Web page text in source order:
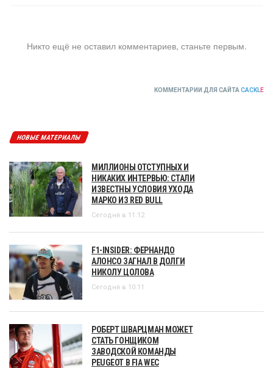
Никто ещё не оставил комментариев, станьте первым.
КОММЕНТАРИИ ДЛЯ САЙТА CACKLE
НОВЫЕ МАТЕРИАЛЫ
МИЛЛИОНЫ ОТСТУПНЫХ И
НИКАКИХ ИНТЕРВЬЮ: СТАЛИ
ИЗВЕСТНЫ УСЛОВИЯ УХОДА
МАРКО ИЗ RED BULL
Сегодня в 11:12
F1-INSIDER: ФЕРНАНДО
АЛОНСО ЗАГНАЛ В ДОЛГИ
НИКОЛУ ЦОЛОВА
Сегодня в 10:11
РОБЕРТ ШВАРЦМАН МОЖЕТ
СТАТЬ ГОНЩИКОМ
ЗАВОДСКОЙ КОМАНДЫ
PEUGEOT В FIA WEC